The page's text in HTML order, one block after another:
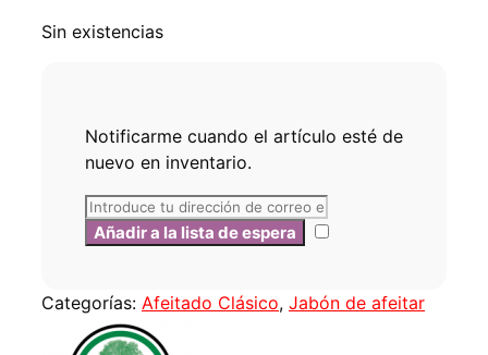
Sin existencias
Notificarme cuando el artículo esté de
nuevo en inventario.
Categorías: Afeitado Clásico, Jabón de afeitar